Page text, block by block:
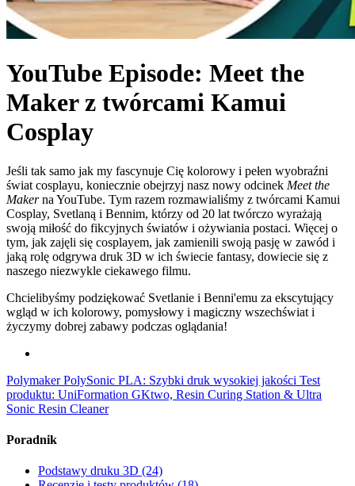
YouTube Episode: Meet the
Maker z twórcami Kamui
Cosplay
Jeśli tak samo jak my fascynuje Cię kolorowy i pełen wyobraźni
świat cosplayu, koniecznie obejrzyj nasz nowy odcinek Meet the
Makerna YouTube. Tym razem rozmawialiśmy z twórcami Kamui
Cosplay, Svetlaną i Bennim, którzy od 20 lat twórczo wyrażają
swoją miłość do fikcyjnych światów i ożywiania postaci. Więcej o
tym, jak zajęli się cosplayem, jak zamienili swoją pasję w zawód i
jaką rolę odgrywa druk 3D w ich świecie fantasy, dowiecie się z
naszego niezwykle ciekawego filmu.
Chcielibyśmy podziękować Svetlanie i Benni'emu za ekscytujący
wgląd w ich kolorowy, pomysłowy i magiczny wszechświat i
życzymy dobrej zabawy podczas oglądania!
Polymaker PolySonic PLA: Szybki druk wysokiej jakości Test
produktu: UniFormation GKtwo, Resin Curing Station & Ultra
Sonic Resin Cleaner
Poradnik
Podstawy druku 3D (24)